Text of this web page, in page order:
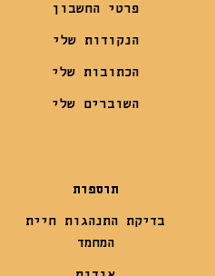
פרטי החשבון
הנקודות שלי
הכתובות שלי
השוברים שלי
תוספות
בדיקת התנהגות חיית
המחמד